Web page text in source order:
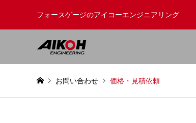
フォースゲージのアイコーエンジニアリング
お問い合わせ 価格・見積依頼